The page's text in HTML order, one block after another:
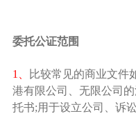
委托公证范围
1、
比较常见的商业文件
港有限公司、无限公司
托书;用于设立公司、诉